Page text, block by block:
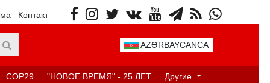
Контакт
AZƏRBAYCANCA
COP29 "НОВОЕ ВРЕМЯ" - 25 ЛЕТ Другие